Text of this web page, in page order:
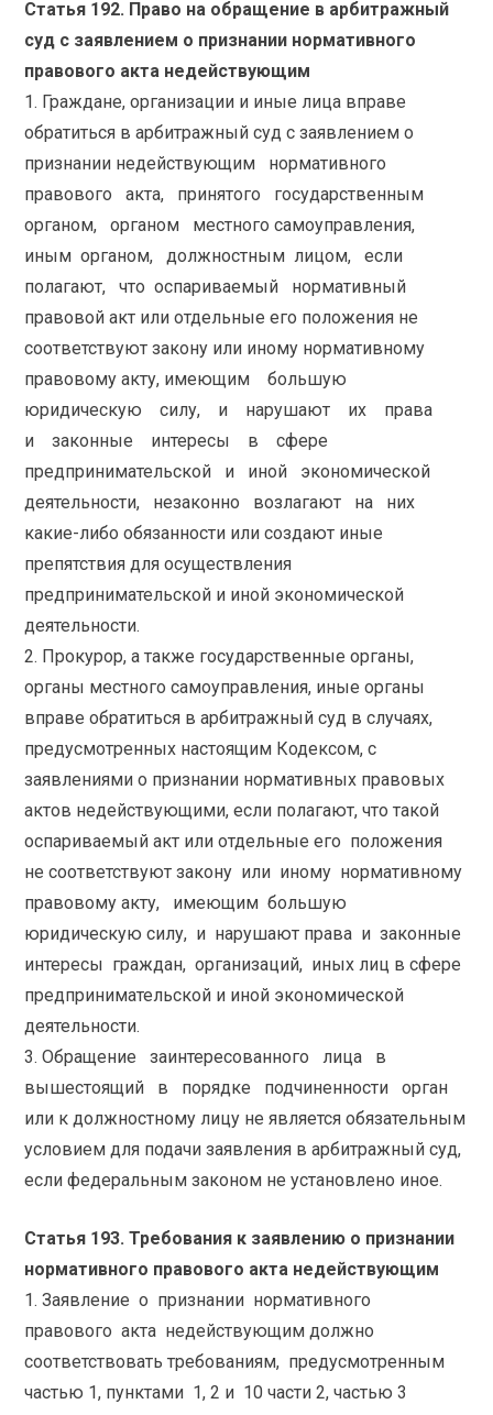
Статья 192. Право на обращение в арбитражный
суд с заявлением о признании нормативного
правового акта недействующим
1. Граждане, организации и иные лица вправе
обратиться в арбитражный суд с заявлением о
признании недействующим нормативного
правового акта, принятого государственным
органом, органом местного самоуправления,
иным органом, должностным лицом, если
полагают, что оспариваемый нормативный
правовой акт или отдельные его положения не
соответствуют закону или иному нормативному
правовому акту, имеющим большую
юридическую силу, и нарушают их права
и законные интересы в сфере
предпринимательской и иной экономической
деятельности, незаконно возлагают на них
какие-либо обязанности или создают иные
препятствия для осуществления
предпринимательской и иной экономической
деятельности.
2. Прокурор, а также государственные органы,
органы местного самоуправления, иные органы
вправе обратиться в арбитражный суд в случаях,
предусмотренных настоящим Кодексом, с
заявлениями о признании нормативных правовых
актов недействующими, если полагают, что такой
оспариваемый акт или отдельные его положения
не соответствуют закону или иному нормативному
правовому акту, имеющим большую
юридическую силу, и нарушают права и законные
интересы граждан, организаций, иных лиц в cфере
предпринимательской и иной экономической
деятельности.
3. Обращение заинтересованного лица в
вышестоящий в порядке подчиненности орган
или к должностному лицу не является обязательным
условием для подачи заявления в арбитражный суд,
если федеральным законом не установлено иное.
Статья 193. Требования к заявлению о признании
нормативного правового акта недействующим
1. Заявление о признании нормативного
правового акта недействующим должно
соответствовать требованиям, предусмотренным
частью 1, пунктами 1, 2 и 10 части 2, частью 3